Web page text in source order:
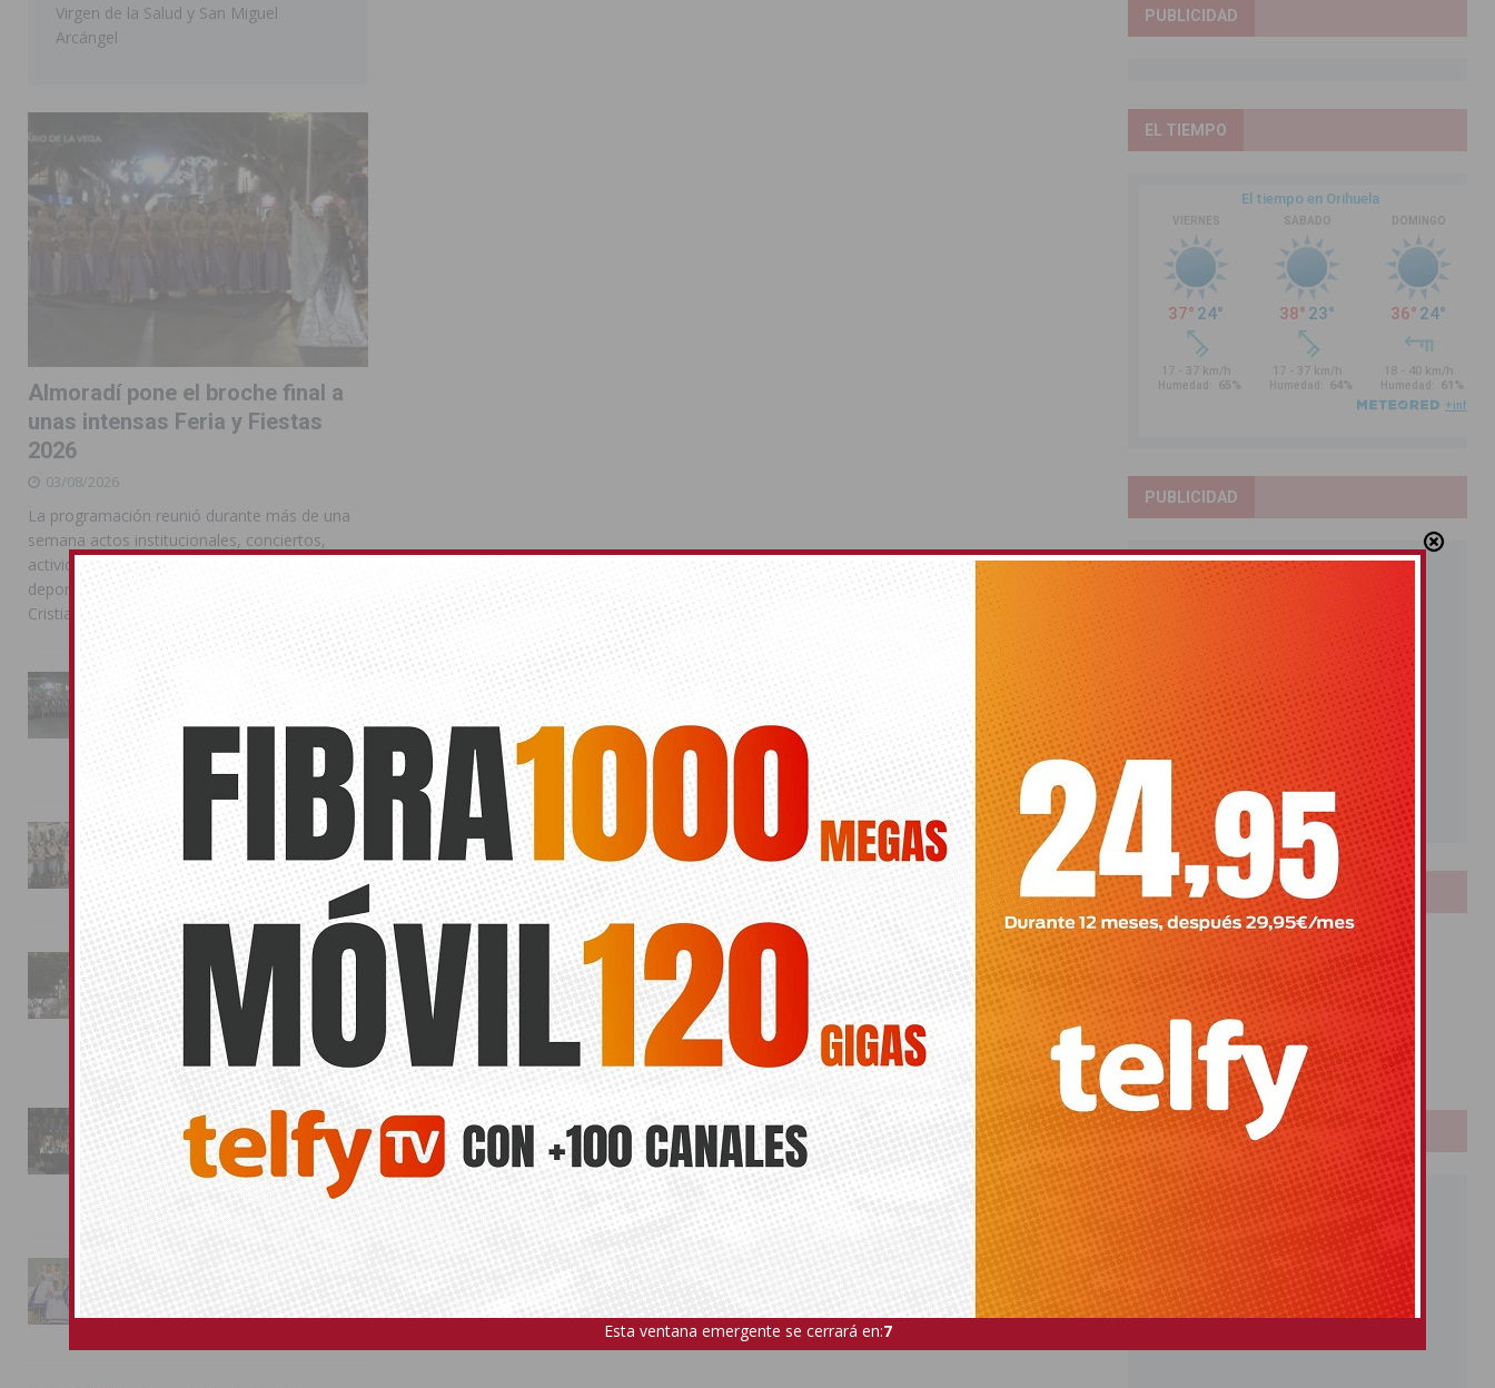
Virgen de la Salud y San Miguel
Arcángel
Almoradí pone el broche final a
unas intensas Feria y Fiestas
2026
03/08/2026
La programación reunió durante más de una
semana actos institucionales, conciertos,
actividades familiares, competiciones
deportivas y las celebraciones de Moros y
Cristianos
La Entrada Cristiana llena de
esplendor las calles de
Almoradí en una multitudinaria
La magia de la Entrada Mora
conquista las calles de
Almoradí
01/08/2026
La fiesta se adueña de
Almoradí con la presentación
de los cargos festeros y la
toma del castillo
31/07/2026
Pilar de la Horadada
conmemora con emoción el
40º aniversario de su
independencia como municipio
Almoradí presume de raíces
con el desfile del Bando
PUBLICIDAD
EL TIEMPO
PUBLICIDAD
LOTERIAS
Bonoloto
Primitiva
El Gordo
Euromillones
Loteria
Once
PUBLICIDAD
Esta ventana emergente se cerrará en:5